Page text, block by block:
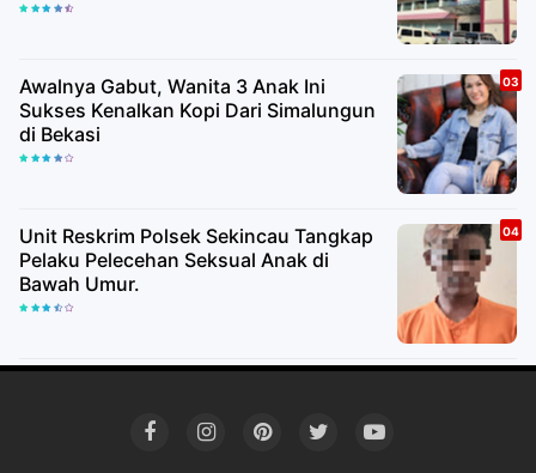
Awalnya Gabut, Wanita 3 Anak Ini
Sukses Kenalkan Kopi Dari Simalungun
di Bekasi
Unit Reskrim Polsek Sekincau Tangkap
Pelaku Pelecehan Seksual Anak di
Bawah Umur.